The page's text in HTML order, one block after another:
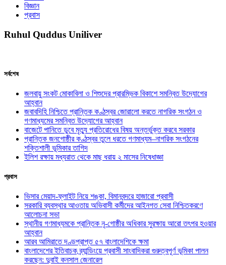
বিজ্ঞান
প্রবাস
Ruhul Quddus Uniliver
সর্বশেষ
জলবায়ু সংকট মোকাবিলা ও শিশুদের প্রারম্ভিক বিকাশে সমন্বিত উদ্যোগের
আহ্বান
জবাবদিহি নিশ্চিতে প্রান্তিক কণ্ঠস্বর জোরালো করতে নাগরিক সংগঠন ও
গণমাধ্যমের সমন্বিত উদ্যোগের আহ্বান
বাজেটে পানিতে ডুবে মৃত্যু প্রতিরোধের বিষয় অন্তর্ভুক্ত করবে সরকার
প্রান্তিক জনগোষ্ঠীর কণ্ঠস্বর তুলে ধরতে গণমাধ্যম–নাগরিক সংগঠনের
শক্তিশালী ভূমিকার তাগিদ
ইলিশ রক্ষায় মধ্যরাত থেকে মাছ ধরায় ২ মাসের নিষেধাজ্ঞা
প্রবাস
ভিসার মেয়াদ-ফ্লাইট নিয়ে শঙ্কা, বিমানবন্দরে হাজারো প্রবাসী
সরকারি ব্যবস্থার আওতায় অভিবাসী কর্মীদের আইনগত সেবা নিশ্চিতকরণে
আলোচনা সভা
স্থানীয় গণমাধ্যমকে প্রান্তিক নৃ-গোষ্ঠীর অধিকার সুরক্ষায় আরো তৎপর হওয়ার
আহ্বান
আরব আমিরাতে দণ্ডপ্রাপ্ত ৫৭ বাংলাদেশিকে ক্ষমা
বাংলাদেশের ইতিবাচক ব্র্যান্ডিংয়ে প্রবাসী সাংবাদিকরা গুরুত্বপূর্ণ ভূমিকা পালন
করছেন: দুবাই কনসাল জেনারেল